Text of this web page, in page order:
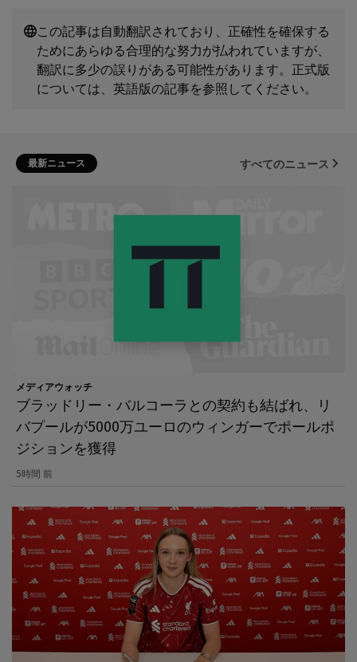
この記事は自動翻訳されており、正確性を確保する
ためにあらゆる合理的な努力が払われていますが、
翻訳に多少の誤りがある可能性があります。正式版
については、英語版の記事を参照してください。
最新ニュース すべてのニュース
メディアウォッチ
ブラッドリー・バルコーラとの契約も結ばれ、リ
バプールが5000万ユーロのウィンガーでポールポ
ジションを獲得
5時間 前